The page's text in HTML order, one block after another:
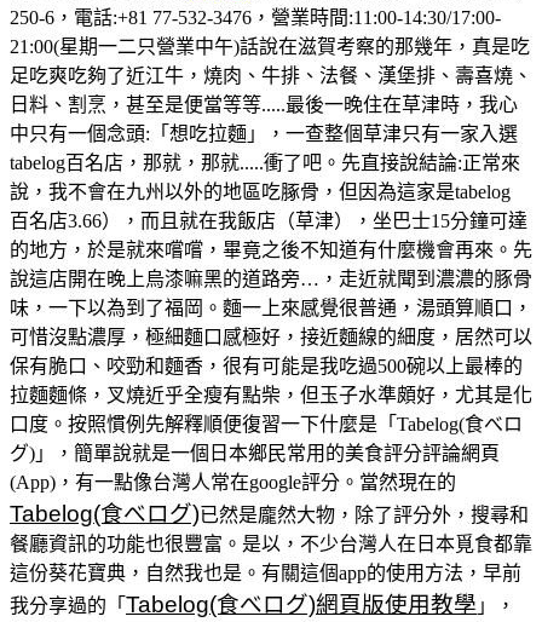
250-6，電話:+81 77-532-3476，營業時間:11:00-14:30/17:00-
21:00(星期一二只營業中午)話說在滋賀考察的那幾年，真是吃
足吃爽吃夠了近江牛，燒肉、牛排、法餐、漢堡排、壽喜燒、
日料、割烹，甚至是便當等等.....最後一晚住在草津時，我心
中只有一個念頭:「想吃拉麵」，一查整個草津只有一家入選
tabelog百名店，那就，那就.....衝了吧。先直接說結論:正常來
說，我不會在九州以外的地區吃䐁骨，但因為這家是tabelog
百名店3.66），而且就在我飯店（草津），坐巴士15分鐘可達
的地方，於是就來嚐嚐，畢竟之後不知道有什麼機會再來。先
說這店開在晚上烏漆嘛黑的道路旁…，走近就聞到濃濃的豚骨
味，一下以為到了福岡。麵一上來感覺很普通，湯頭算順口，
可惜沒點濃厚，極細麵口感極好，接近麵線的細度，居然可以
保有脆口、咬勁和麵香，很有可能是我吃過500碗以上最棒的
拉麵麵條，叉燒近乎全瘦有點柴，但玉子水準頗好，尤其是化
口度。按照慣例先解釋順便復習一下什麼是「Tabelog(食べロ
グ)」，簡單說就是一個日本鄉民常用的美食評分評論網頁
(App)，有一點像台灣人常在google評分。當然現在的
Tabelog(食べログ)已然是龐然大物，除了評分外，搜尋和
餐廳資訊的功能也很豐富。是以，不少台灣人在日本覓食都靠
這份葵花寶典，自然我也是。有關這個app的使用方法，早前
我分享過的「 Tabelog(食べログ)網頁版使用教學 」，